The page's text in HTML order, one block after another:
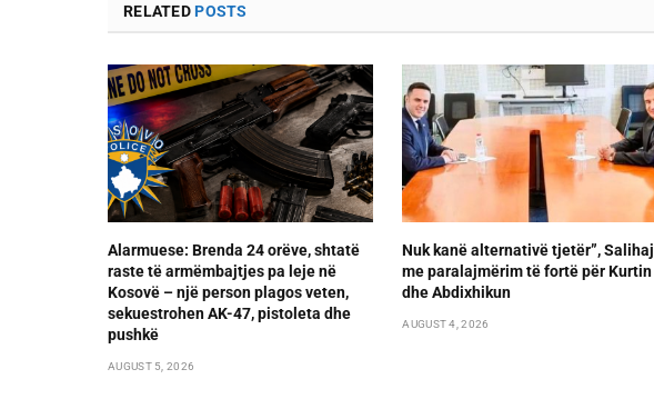
RELATEDPOSTS
Alarmuese: Brenda 24 orëve, shtatë
raste të armëmbajtjes pa leje në
Kosovë – një person plagos veten,
sekuestrohen AK-47, pistoleta dhe
pushkë
AUGUST 5, 2026
Nuk kanë alternativë tjetër”, Salihaj
me paralajmërim të fortë për Kurtin
dhe Abdixhikun
AUGUST 4, 2026